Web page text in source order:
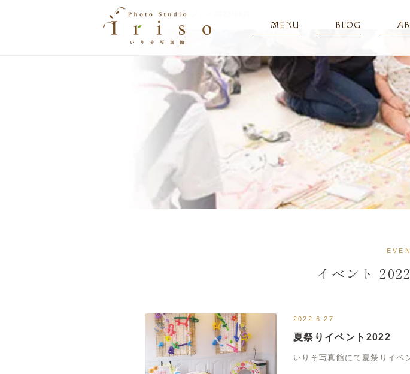
MENU BLOG
HOME >イベント
イベント
2022.6.27
夏祭りイベント2022
いりそ写真館にて夏祭りイベ